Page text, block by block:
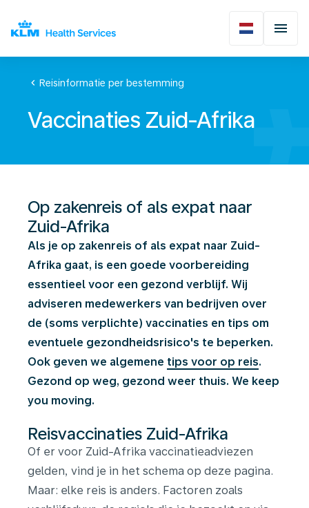
chevron_left Reisinformatie per bestemming
Vaccinaties Zuid-Afrika
Op zakenreis of als expat naar
Zuid-Afrika
Als je op zakenreis of als expat naar Zuid-
Afrika gaat, is een goede voorbereiding
essentieel voor een gezond verblijf. Wij
adviseren medewerkers van bedrijven over
de (soms verplichte) vaccinaties en tips om
eventuele gezondheidsrisico's te beperken.
Ook geven we algemene tips voor op reis.
Gezond op weg, gezond weer thuis. We keep
you moving.
Reisvaccinaties Zuid-Afrika
Of er voor Zuid-Afrika vaccinatieadviezen
gelden, vind je in het schema op deze pagina.
Maar: elke reis is anders. Factoren zoals